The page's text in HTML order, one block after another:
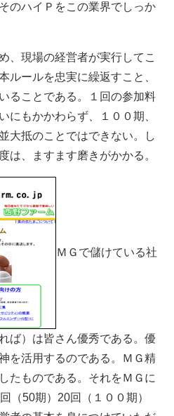
のハイＰをこの業界でしっか
、現場の経営者が実行してこ
ルールを忠実に繰返すこと、
ることである。１回の参加料
にもかかわらず、１００期、
大抵のことではできない。し
は、ますます磨きがかかる。
ＭＧで儲けている社
ば）は皆さん優秀である。優
を活用するのである。ＭＧ精
たものである。それをＭＧに
（50期）20回（１００期）